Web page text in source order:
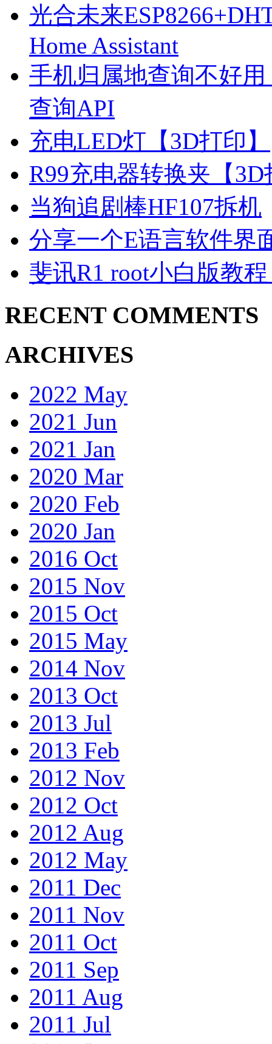
光合未来
Home Assistant
手机归属地查询不好
查询API
充电LED灯【3D打印】
R99充电器转换夹【3D
当狗追剧棒HF107拆机
分享一个E语言软件界
斐讯R1 root小白版教
RECENT COMMENTS
ARCHIVES
2022 May
2021 Jun
2021 Jan
2020 Mar
2020 Feb
2020 Jan
2016 Oct
2015 Nov
2015 Oct
2015 May
2014 Nov
2013 Oct
2013 Jul
2013 Feb
2012 Nov
2012 Oct
2012 Aug
2012 May
2011 Dec
2011 Nov
2011 Oct
2011 Sep
2011 Aug
2011 Jul